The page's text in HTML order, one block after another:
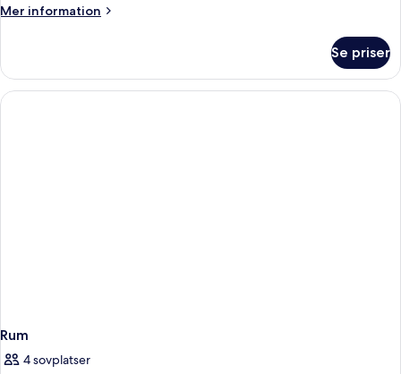
Mer information
Mer
Se priser
Rum
4 sovplatser